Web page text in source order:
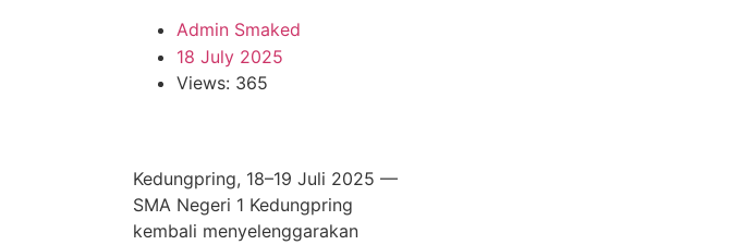
Admin Smaked
18 July 2025
Views: 365
Kedungpring, 18–19 Juli 2025 —
SMA Negeri 1 Kedungpring
kembali menyelenggarakan